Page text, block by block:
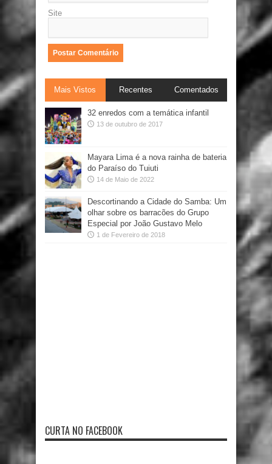
Site
Mais Vistos Recentes Comentados
32 enredos com a temática infantil
13 de outubro de 2017
Mayara Lima é a nova rainha de bateria
do Paraíso do Tuiuti
14 de Maio de 2022
Descortinando a Cidade do Samba: Um
olhar sobre os barracões do Grupo
Especial por João Gustavo Melo
1 de Fevereiro de 2018
CURTA NO FACEBOOK